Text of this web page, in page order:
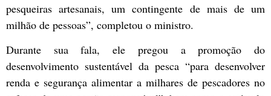
pesqueiras artesanais, um contingente de mais de um
milhão de pessoas”, completou o ministro.
Durante sua fala, ele pregou a promoção do
desenvolvimento sustentável da pesca “para desenvolver
renda e segurança alimentar a milhares de pescadores no